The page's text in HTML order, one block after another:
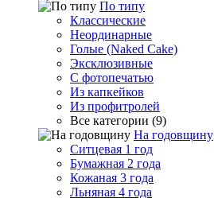
По типу
Классические
Неординарные
Голые (Naked Cake)
Эксклюзивные
С фотопечатью
Из капкейков
Из профитролей
Все категории (9)
На годовщину
Ситцевая 1 год
Бумажная 2 года
Кожаная 3 года
Льняная 4 года